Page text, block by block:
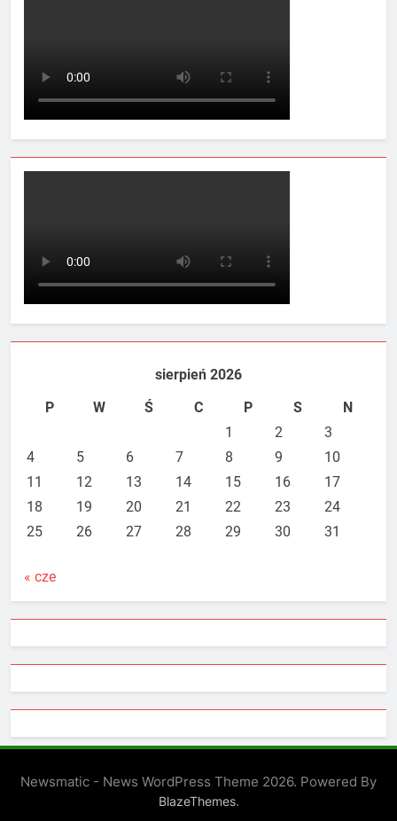
sierpień 2026
P
W Ś C P S
N
1
2
3
4
5 6 7 8 9
10
11
12 13 14 15 16
17
18
19 20 21 22 23
24
25
26 27 28 29 30 31
« cze
Newsmatic - News WordPress Theme 2026. Powered By
BlazeThemes.